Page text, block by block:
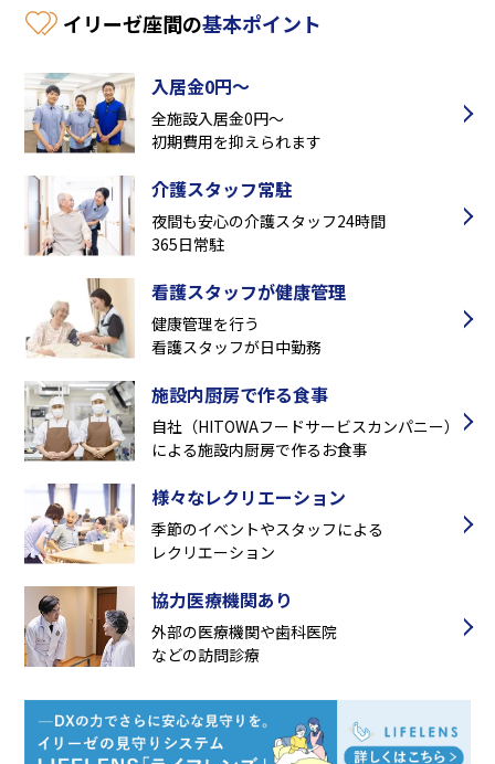
イリーゼ座間の基本ポイント
入居金0円～
全施設入居金0円～
初期費用を抑えられます
介護スタッフ常駐
夜間も安心の介護スタッフ24時間
365日常駐
看護スタッフが健康管理
健康管理を行う
看護スタッフが日中勤務
施設内厨房で作る食事
自社（HITOWAフードサービスカンパニー）
による施設内厨房で作るお食事
様々なレクリエーション
季節のイベントやスタッフによる
レクリエーション
協力医療機関あり
外部の医療機関や歯科医院
などの訪問診療